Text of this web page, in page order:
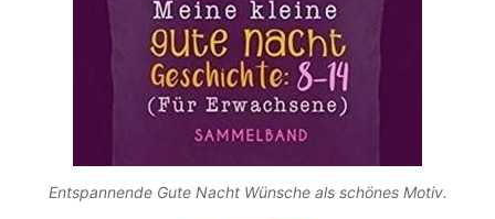
Entspannende Gute Nacht Wünsche als schönes Motiv.